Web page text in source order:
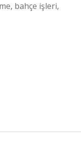
bahçe işleri,